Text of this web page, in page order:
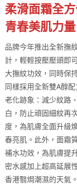
柔滑面霜全
青春美肌力量
品牌今年推出全新撫
計，輕輕按壓壓頭即
大撫紋功效，同時保
同樣採用全新雙A醇
老化跡象：減少紋路
白，防止頑固細紋再
度，為肌膚全面升級
春亮肌。此外，面霜
補水功效，為肌膚提
密水感加上超高延展
香港翳焗潮濕的天氣。